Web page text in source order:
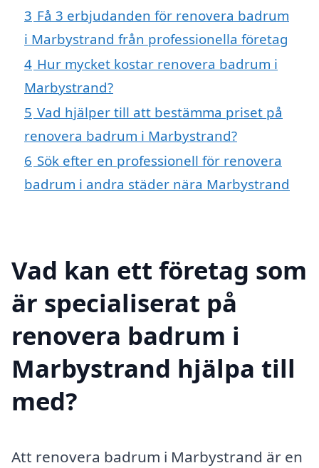
3 Få 3 erbjudanden för renovera badrum
i Marbystrand från professionella företag
4 Hur mycket kostar renovera badrum i
Marbystrand?
5 Vad hjälper till att bestämma priset på
renovera badrum i Marbystrand?
6 Sök efter en professionell för renovera
badrum i andra städer nära Marbystrand
Vad kan ett företag som
är specialiserat på
renovera badrum i
Marbystrand hjälpa till
med?
Att renovera badrum i Marbystrand är en